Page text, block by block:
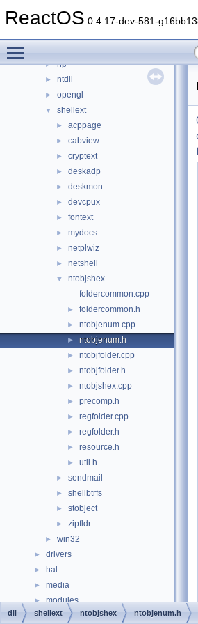
ReactOS 0.4.17-dev-581-
► directx
► np
► ntdll
► opengl
▼ shellext
► acppage
► cabview
► cryptext
► deskadp
► deskmon
► devcpux
► fontext
► mydocs
► netplwiz
► netshell
▼
ntobjshex
foldercommon.cpp
► foldercommon.h
► ntobjenum.cpp
► ntobjenum.h
► ntobjfolder.cpp
► ntobjfolder.h
► ntobjshex.cpp
► precomp.h
► regfolder.cpp
► regfolder.h
► resource.h
► util.h
► sendmail
► shellbtrfs
► stobject
► zipfldr
► win32
► drivers
► hal
► media
► modules
► ntoskrnl
dll shellext ntobjshex ntobjenum.h